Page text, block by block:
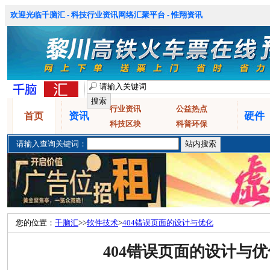
欢迎光临千脑汇 - 科技行业资讯网络汇聚平台 - 惟翔资讯
首页 资讯
行业资讯
公益热点
科技区块
科普环保
硬件
请输入查询关键词：
您的位置： 千脑汇>>软件技术>404错误页面的设计与优化
404错误页面的设计与